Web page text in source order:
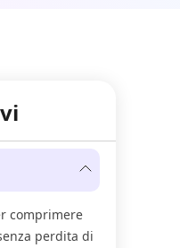
comprimere
perdita di